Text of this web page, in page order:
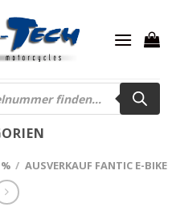
/ AUSVERKAUF FANTIC E-BIKE